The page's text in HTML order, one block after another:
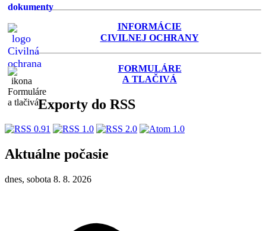
INFORMÁCIE
CIVILNEJ OCHRANY
FORMULÁRE
A TLAČIVÁ
Exporty do RSS
Aktuálne počasie
dnes, sobota 8. 8. 2026